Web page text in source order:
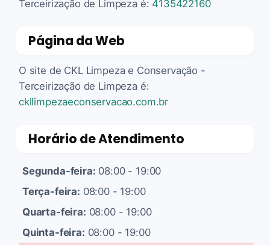
Terceirização de Limpeza é: 4135422160
Página da Web
O site de CKL Limpeza e Conservação -
Terceirização de Limpeza é:
ckllimpezaeconservacao.com.br
Horário de Atendimento
Segunda-feira: 08:00 - 19:00
Terça-feira: 08:00 - 19:00
Quarta-feira: 08:00 - 19:00
Quinta-feira: 08:00 - 19:00